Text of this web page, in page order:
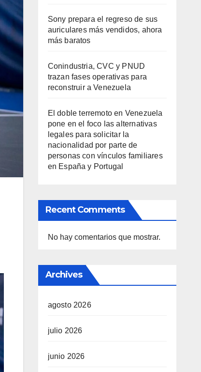
Sony prepara el regreso de sus
auriculares más vendidos, ahora
más baratos
Conindustria, CVC y PNUD
trazan fases operativas para
reconstruir a Venezuela
El doble terremoto en Venezuela
pone en el foco las alternativas
legales para solicitar la
nacionalidad por parte de
personas con vínculos familiares
en España y Portugal
Recent Comments
No hay comentarios que mostrar.
Archives
agosto 2026
julio 2026
junio 2026